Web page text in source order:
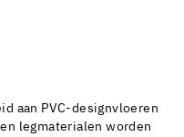
aan PVC-designvloeren
legmaterialen worden